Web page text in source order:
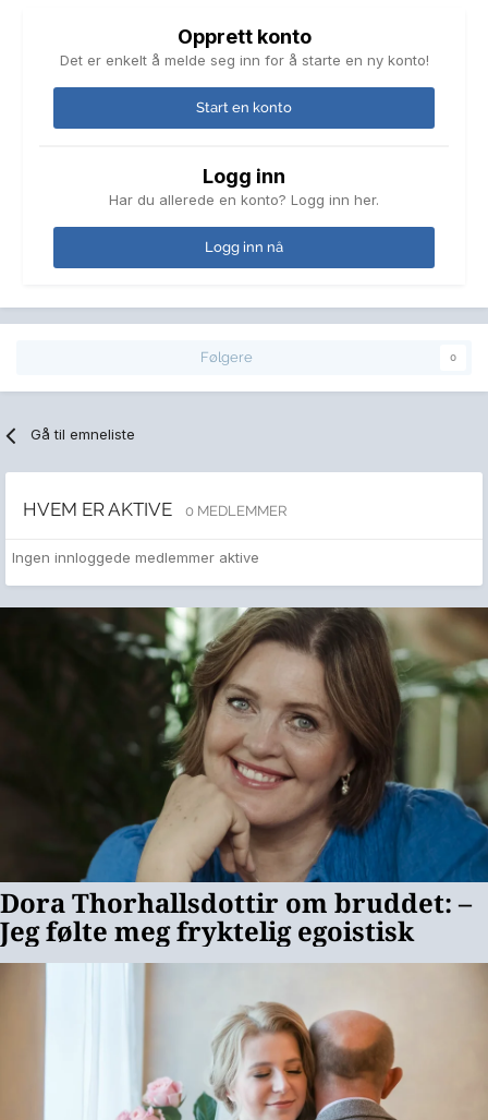
Opprett konto
Det er enkelt å melde seg inn for å starte en ny konto!
Start en konto
Logg inn
Har du allerede en konto? Logg inn her.
Logg inn nå
Følgere 0
Gå til emneliste
HVEM ER AKTIVE 0 MEDLEMMER
Ingen innloggede medlemmer aktive